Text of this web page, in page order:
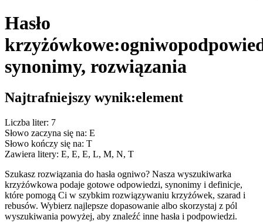
Hasło
krzyżówkowe:ogniwo
synonimy, rozwiązania
Najtrafniejszy wynik:element
Liczba liter: 7
Słowo zaczyna się na: E
Słowo kończy się na: T
Zawiera litery: E, E, E, L, M, N, T
Szukasz rozwiązania do hasła ogniwo? Nasza wyszukiwarka
krzyżówkowa podaje gotowe odpowiedzi, synonimy i definicje,
które pomogą Ci w szybkim rozwiązywaniu krzyżówek, szarad i
rebusów. Wybierz najlepsze dopasowanie albo skorzystaj z pól
wyszukiwania powyżej, aby znaleźć inne hasła i podpowiedzi.